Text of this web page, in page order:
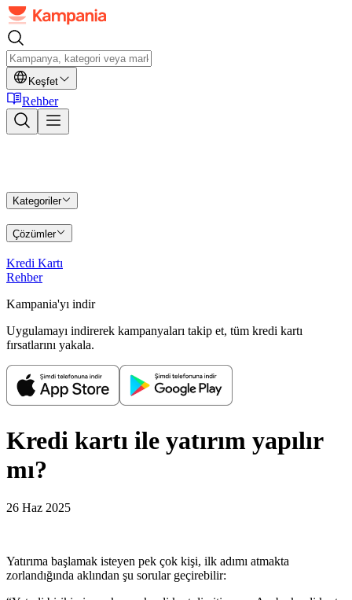
Keşfet
Rehber
Kategoriler
Çözümler
Kredi Kartı
Rehber
Kampania'yı indir
Uygulamayı indirerek kampanyaları takip et, tüm kredi kartı
fırsatlarını yakala.
Kredi kartı ile yatırım yapılır
mı?
26 Haz 2025
Yatırıma başlamak isteyen pek çok kişi, ilk adımı atmakta
zorlandığında aklından şu sorular geçirebilir: